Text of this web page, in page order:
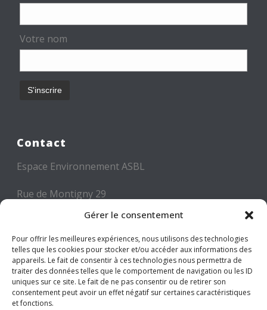
Gérer le consentement
Pour offrir les meilleures expériences, nous utilisons des technologies
telles que les cookies pour stocker et/ou accéder aux informations des
appareils. Le fait de consentir à ces technologies nous permettra de
traiter des données telles que le comportement de navigation ou les ID
uniques sur ce site. Le fait de ne pas consentir ou de retirer son
consentement peut avoir un effet négatif sur certaines caractéristiques
et fonctions.
Votre nom
Contact
Espace Environnement ASBL
Rue de Montigny 29
6000 CHARLEROI
Tél: +32 71 300 300
Mail: info@espace-environnement.be
TVA BE 0416.116.340